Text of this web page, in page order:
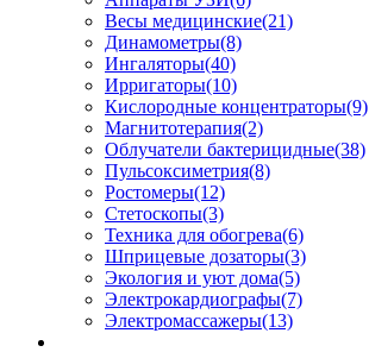
Весы медицинские(21)
Динамометры(8)
Ингаляторы(40)
Ирригаторы(10)
Кислородные концентраторы(9)
Магнитотерапия(2)
Облучатели бактерицидные(38)
Пульсоксиметрия(8)
Ростомеры(12)
Стетоскопы(3)
Техника для обогрева(6)
Шприцевые дозаторы(3)
Экология и уют дома(5)
Электрокардиографы(7)
Электромассажеры(13)